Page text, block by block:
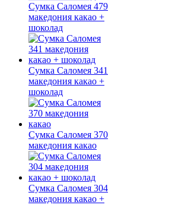
Сумка Саломея 479
македония какао +
шоколад
Сумка Саломея 341
македония какао +
шоколад
Сумка Саломея 370
македония какао
Сумка Саломея 304
македония какао +